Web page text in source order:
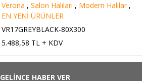
Verona ,Salon Halıları , Modern Halılar ,
EN YENİ ÜRÜNLER
VR17GREYBLACK-80X300
5.488,58 TL + KDV
GELİNCE HABER VER